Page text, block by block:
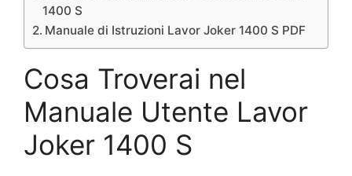
1400 S
Manuale di Istruzioni Lavor Joker 1400 S PDF
Cosa Troverai nel
Manuale Utente Lavor
Joker 1400 S